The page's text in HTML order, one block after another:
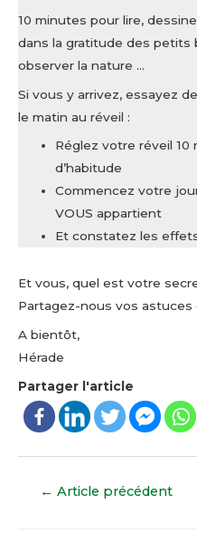
10 minutes pour lire,
dans la gratitude des
observer la nature …
Si vous y arrivez, essayez
le matin au réveil :
Réglez votre réveil
d’habitude
Commencez votre
VOUS appartient
Et constatez les
Et vous, quel est votre
Partagez-nous vos astuces
A bientôt,
Hérade
Partager l'article
Navigation
← Article précédent